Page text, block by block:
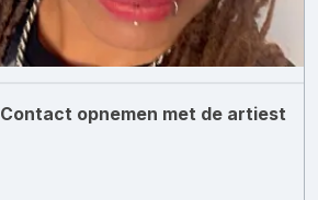
Contact opnemen met de artiest